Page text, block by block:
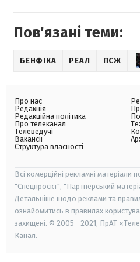
Пов'язані теми:
БЕНФІКА РЕАЛ ПСЖ
Про нас
Редакція
Редакційна політика
Про телеканал
Телеведучі
Вакансії
Структура власності
Всі комерційні рекламні матеріали
"Спецпроєкт", "Партнерський
Детальніше щодо реклами та
ознайомитись в правилах
захищені. © 2005—2021, ПрАТ
Канал.